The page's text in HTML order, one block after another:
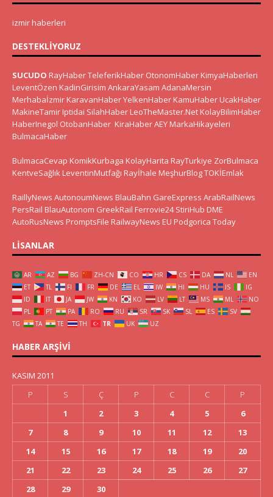
izmir haberleri
DESTEKLIYORUZ
SUCUDO RayHaberTeleferikHaber OtonomHaber KimyaHaberleri
LeventÖzen KadinGirisim AnkaraYasam AdanaMersin
Merhabaİzmir KaravanHaberYelkenHaber KamuHaber UcakHaber
MakineTamir Iptidai SilahHaber LeoTheMaster.Net KolayBilimHaber
HaberInegol OtobanHaber KiraHaberAEY MarkaHikayeleri
BulmacaHaber
BulmacaCevap KomikKurbaga KolayHarita RayTurkiye ZorBulmaca
KentveSağlık LeventinMutfağı Rayİhale MeşhurBlogTOKİEmlak
RaillyNews AutonoumNews BlauBahn GareExpress ArabRailNews
PersRail BlauAutonom GreekRail Ferrovie24 StiriHub DME
AutoRusNews PromptsFile RailwayNews EU Podgorica Today
LISANLAR
AR AZ BG ZH-CN CO HR CS DA NL
EN
ET
TL FI FR DE EL IW HI HU IS
IG
ID
IT JA JW KN KO LV LT MS ML
NO
PL
PT PA RO RU SR SK SL ES
SV
TG
TA TE TH TR UK UZ
HABER ARŞIVI
KASIM 2011
P
S Ç P C C
P
1
2 3 4 5
6
7
8 9 10 11 12
13
14
15 16 17 18 19
20
21
22 23 24 25 26
27
28
29 30